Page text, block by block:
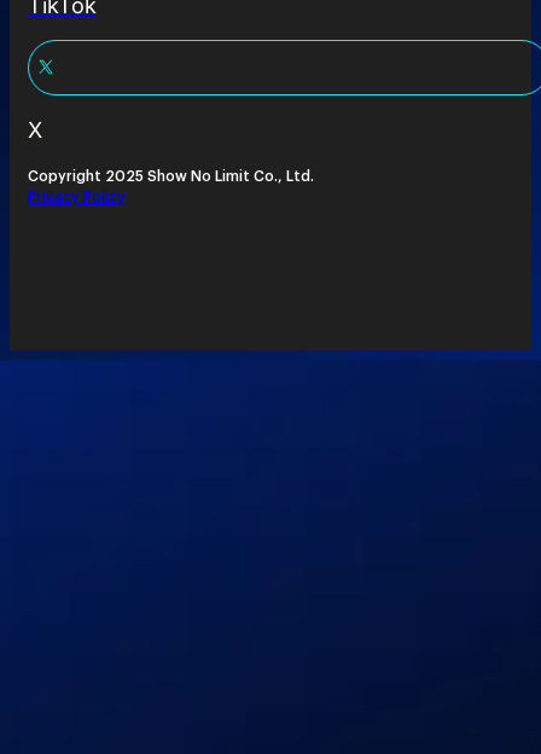
TikTok
X
Copyright 2025 Show No Limit Co., Ltd.
Privacy Policy